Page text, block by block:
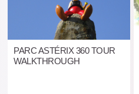
PARC ASTÉRIX 360 TOUR
WALKTHROUGH